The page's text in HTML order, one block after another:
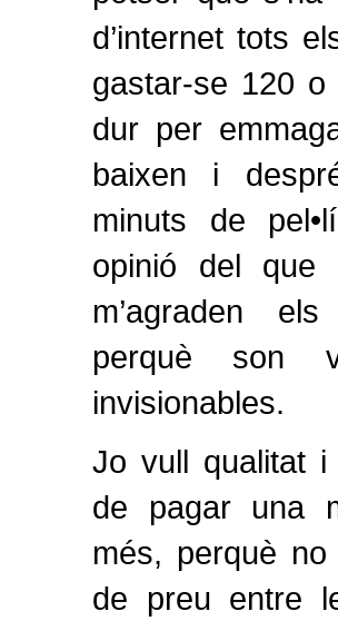
d’internet tots
gastar-se 120
dur per
baixen i
minuts de
opinió del que
m’agraden
perquè son
invisionables.
Jo vull qualitat i
de pagar una
més, perquè
de preu entre